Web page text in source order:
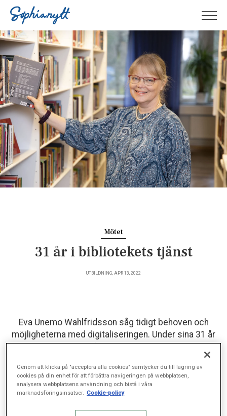
Mötet
31 år i bibliotekets tjänst
UTBILDNING, APR 13, 2022
Eva Unemo Wahlfridsson såg tidigt behoven och
möjligheterna med digitaliseringen. Under sina 31 år
som bibliotekschef har hon gett Sophiahemmet
För många studenter och medarbetare på Sophiahemmet är
Genom att klicka på "acceptera alla cookies" samtycker du till lagring av
cookies på din enhet för att förbättra navigeringen på webbplatsen,
analysera webbplatsens användning och bistå i våra
marknadsföringsinsatser. Cookie-policy